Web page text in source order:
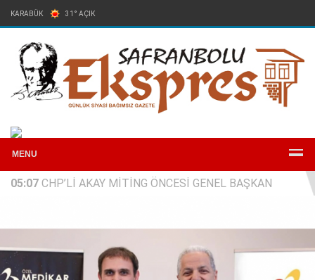
KARABÜK 31° AÇIK
MENU
05:07 CHP’Lİ AKAY MİTİNG ÖNCESİ GENEL BAŞKAN
MAYIS’TA MEYDANDA